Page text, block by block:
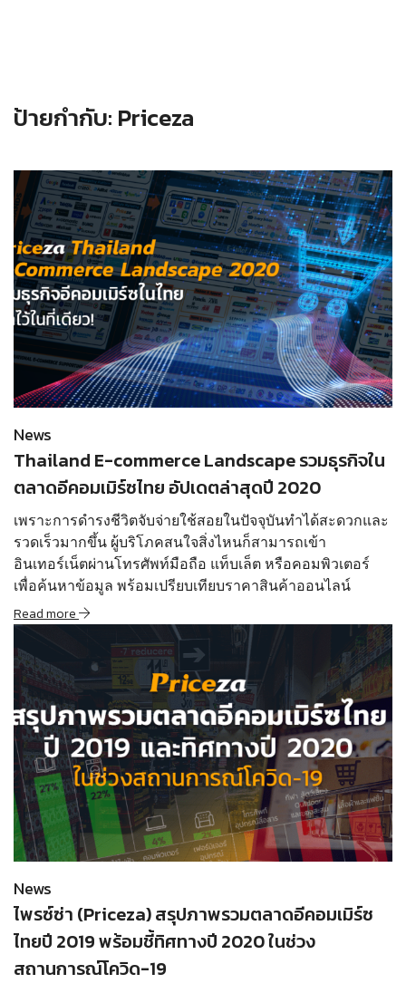
ป้ายกำกับ: Priceza
Read more
News
Thailand E-commerce Landscape รวมธุรกิจใน
ตลาดอีคอมเมิร์ซไทย อัปเดตล่าสุดปี 2020
เพราะการดำรงชีวิตจับจ่ายใช้สอยในปัจจุบันทำได้สะดวกและ
รวดเร็วมากขึ้น ผู้บริโภคสนใจสิ่งไหนก็สามารถเข้า
อินเทอร์เน็ตผ่านโทรศัพท์มือถือ แท็บเล็ต หรือคอมพิวเตอร์
เพื่อค้นหาข้อมูล พร้อมเปรียบเทียบราคาสินค้าออนไลน์
Read more
Read more
News
ไพรซ์ซ่า (Priceza) สรุปภาพรวมตลาดอีคอมเมิร์ซ
ไทยปี 2019 พร้อมชี้ทิศทางปี 2020 ในช่วง
สถานการณ์โควิด-19